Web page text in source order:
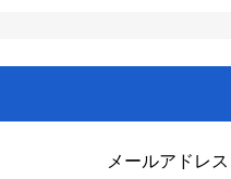
メールアドレ